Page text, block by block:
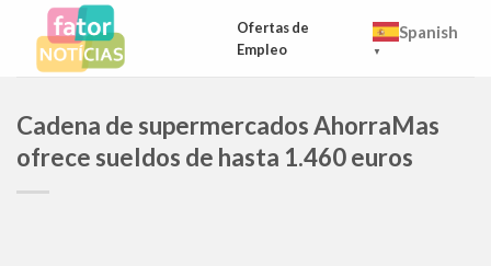
content
Ofertas de
Empleo
Spanish
▼
Cadena de supermercados AhorraMas
ofrece sueldos de hasta 1.460 euros